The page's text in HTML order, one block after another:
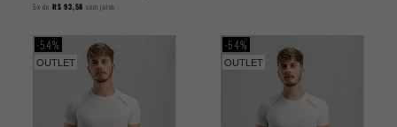
5x de R$ 93,58 sem juros
OUTLET
54%
OUTLET
54%